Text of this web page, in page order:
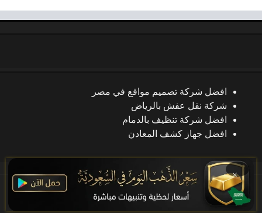
افضل شركة تصميم مواقع في مصر
شركة نقل عفش بالرياض
افضل شركة تنظيف بالدمام
افضل جهاز كشف المعادن
جميع الحقوق محفوظة
×